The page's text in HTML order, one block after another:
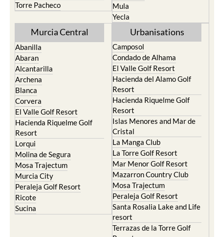
Torre Pacheco
Mula
Yecla
Murcia Central
Abanilla
Abaran
Alcantarilla
Archena
Blanca
Corvera
El Valle Golf Resort
Hacienda Riquelme Golf
Resort
Lorqui
Molina de Segura
Mosa Trajectum
Murcia City
Peraleja Golf Resort
Ricote
Sucina
Urbanisations
Camposol
Condado de Alhama
El Valle Golf Resort
Hacienda del Alamo Golf
Resort
Hacienda Riquelme Golf
Resort
Islas Menores and Mar de
Cristal
La Manga Club
La Torre Golf Resort
Mar Menor Golf Resort
Mazarron Country Club
Mosa Trajectum
Peraleja Golf Resort
Santa Rosalia Lake and Life
resort
Terrazas de la Torre Golf